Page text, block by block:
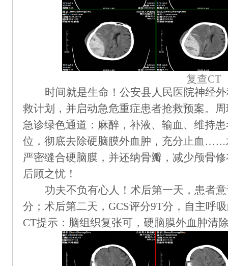
复查CT
时间就是生命！公安县人民医院神经
救计划 ，并启动急危重症患者抢救预案。
急诊绿色通道 ： 麻醉 ， 补液、输血 、维持
位，彻底去除硬脑膜外血肿，充分止血 ……
严密缝合硬脑膜 ，并还纳骨瓣，减少颅骨
后顾之忧 ！
功夫不负有心人 ！ 术后第一天，患者
分；术后第二天，GCS评分9T分，自主呼
CT提示 ： 脑组织复张可，硬脑膜外血肿清